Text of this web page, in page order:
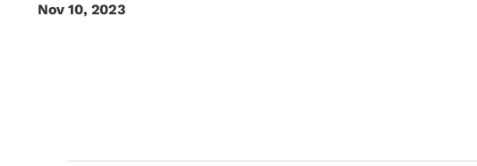
Nov 10, 2023